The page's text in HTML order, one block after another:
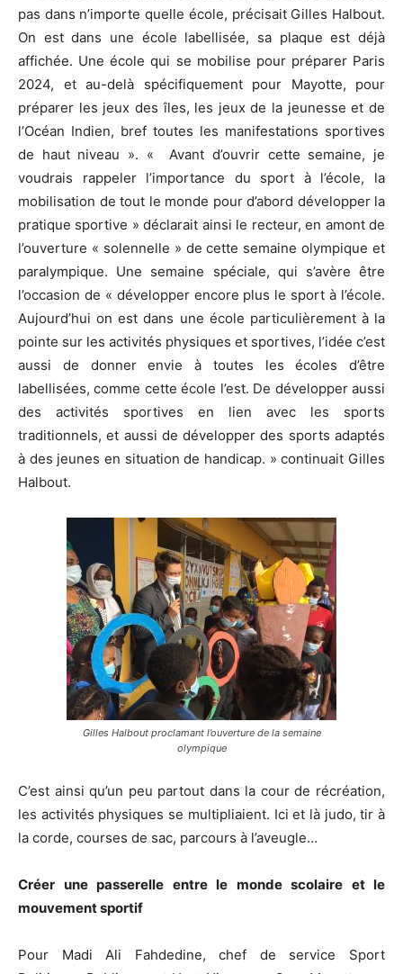
pas dans n’importe quelle école, précisait Gilles Halbout.
On est dans une école labellisée, sa plaque est déjà
affichée. Une école qui se mobilise pour préparer Paris
2024, et au-delà spécifiquement pour Mayotte, pour
préparer les jeux des îles, les jeux de la jeunesse et de
l’Océan Indien, bref toutes les manifestations sportives
de haut niveau ». « Avant d’ouvrir cette semaine, je
voudrais rappeler l’importance du sport à l’école, la
mobilisation de tout le monde pour d’abord développer la
pratique sportive » déclarait ainsi le recteur, en amont de
l’ouverture « solennelle » de cette semaine olympique et
paralympique. Une semaine spéciale, qui s’avère être
l’occasion de « développer encore plus le sport à l’école.
Aujourd’hui on est dans une école particulièrement à la
pointe sur les activités physiques et sportives, l’idée c’est
aussi de donner envie à toutes les écoles d’être
labellisées, comme cette école l’est. De développer aussi
des activités sportives en lien avec les sports
traditionnels, et aussi de développer des sports adaptés
à des jeunes en situation de handicap. » continuait Gilles
Halbout.
Gilles Halbout proclamant l’ouverture de la semaine
olympique
C’est ainsi qu’un peu partout dans la cour de récréation,
les activités physiques se multipliaient. Ici et là judo, tir à
la corde, courses de sac, parcours à l’aveugle…
Créer une passerelle entre le monde scolaire et le
mouvement sportif
Pour Madi Ali Fahdedine, chef de service Sport